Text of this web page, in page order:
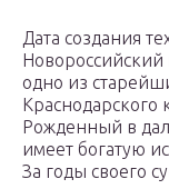
Дата создания
одно из
Краснодарского
Рожденный в
имеет богатую
За годы своего